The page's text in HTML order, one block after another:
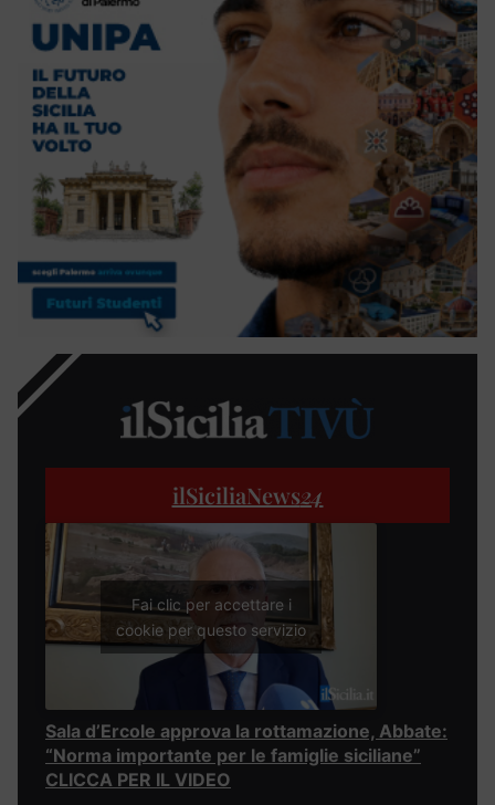
ilSiciliaNews24
Fai clic per accettare i
cookie per questo servizio
Sala d’Ercole approva la rottamazione, Abbate:
“Norma importante per le famiglie siciliane”
CLICCA PER IL VIDEO